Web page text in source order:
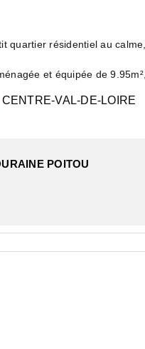
quartier résidentiel au
et équipée de
CENTRE-VAL-DE-LOIRE
POITOU